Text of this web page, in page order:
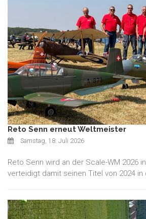
Reto Senn erneut Weltmeister
Samstag, 18. Juli 2026
Reto Senn wird an der Scale-WM 2026
verteidigt damit seinen Titel von 2024